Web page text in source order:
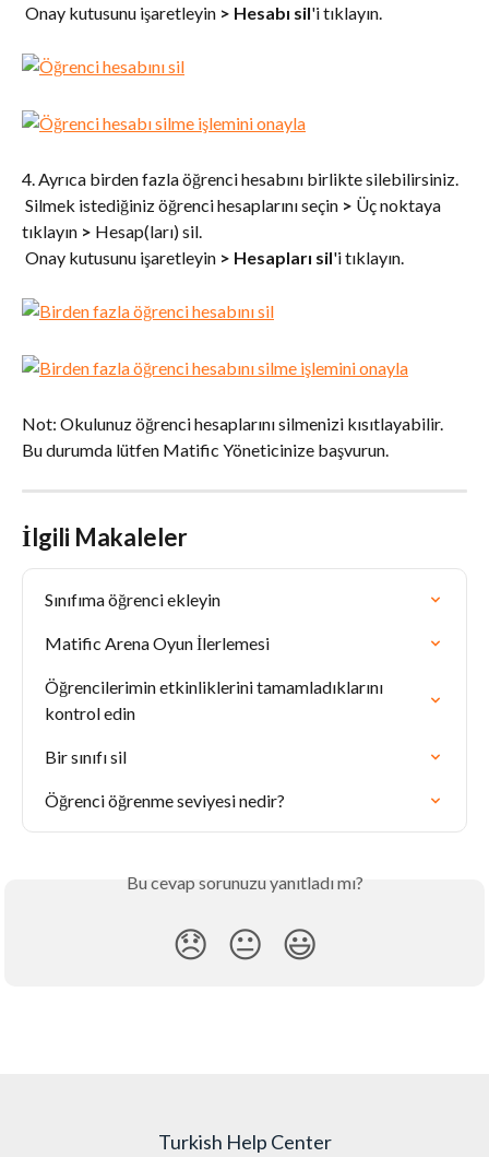
Onay kutusunu işaretleyin > Hesabı sil'i tıklayın.
4. Ayrıca birden fazla öğrenci hesabını birlikte silebilirsiniz.
Silmek istediğiniz öğrenci hesaplarını seçin > Üç noktaya
tıklayın > Hesap(ları) sil.
Onay kutusunu işaretleyin > Hesapları sil'i tıklayın.
Not: Okulunuz öğrenci hesaplarını silmenizi kısıtlayabilir.
Bu durumda lütfen Matific Yöneticinize başvurun.
İlgili Makaleler
Sınıfıma öğrenci ekleyin
Matific Arena Oyun İlerlemesi
Öğrencilerimin etkinliklerini tamamladıklarını
kontrol edin
Bir sınıfı sil
Öğrenci öğrenme seviyesi nedir?
Bu cevap sorunuzu yanıtladı mı?
😞 😐 😃
Turkish Help Center